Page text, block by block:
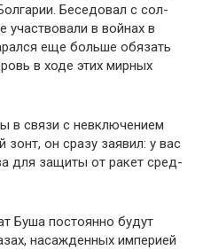
Беседовал с сол­
участвовали в войнах в
еще больше обязать
в ходе этих мирных
в связи с невключением
он сразу заявил: у вас
для защиты от ракет сред­
Буша постоянно будут
насажденных империей